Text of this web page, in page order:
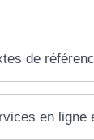
de
en ligne